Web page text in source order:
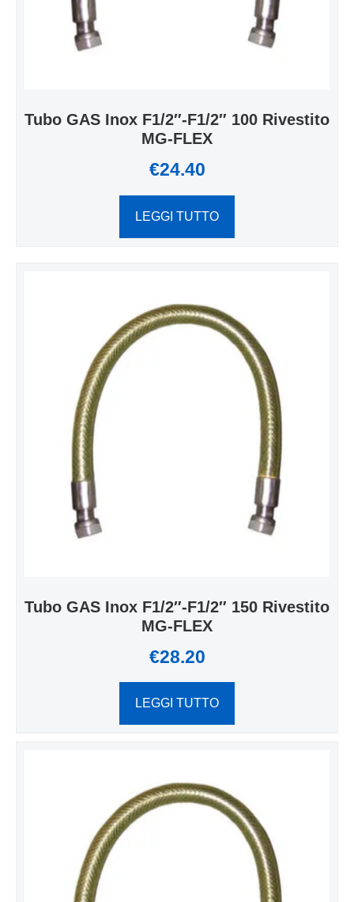
Tubo GAS Inox F1/2″-F1/2″ 100 Rivestito
MG-FLEX
€24.40
LEGGI TUTTO
Tubo GAS Inox F1/2″-F1/2″ 150 Rivestito
MG-FLEX
€28.20
LEGGI TUTTO